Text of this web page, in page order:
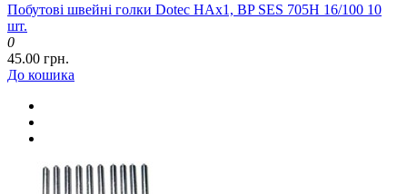
Побутові швейні голки Dotec HAx1, BP SES 705H 16/100 10
шт.
0
45.00 грн.
До кошика